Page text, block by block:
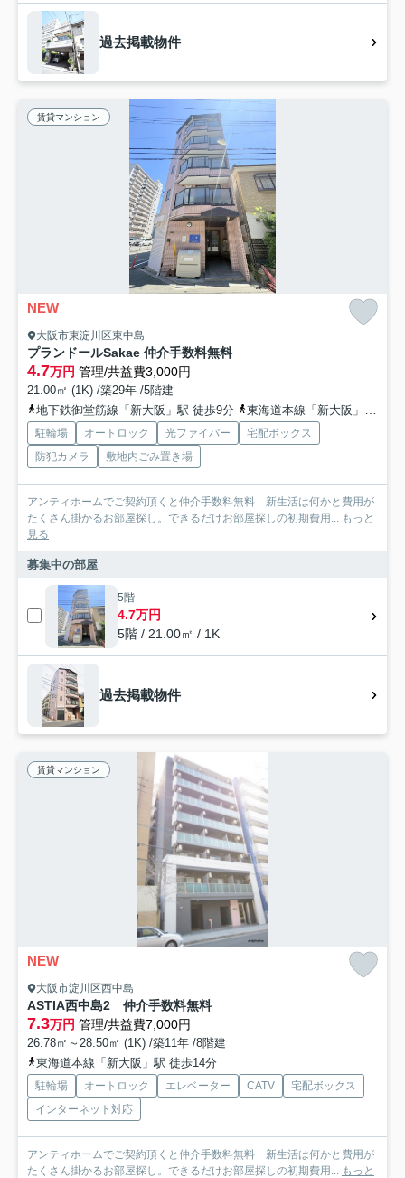
過去掲載物件
賃貸マンション
NEW
大阪市東淀川区東中島
プランドールSakae 仲介手数料無料
4.7万円 管理/共益費3,000円
21.00㎡ (1K) /築29年 /5階建
地下鉄御堂筋線「新大阪」駅 徒歩9分
東海道本線「新大阪」駅 徒歩9分
駐輪場 オートロック 光ファイバー
宅配ボックス
防犯カメラ
敷地内ごみ置き場
アンティホームでご契約頂くと仲介手数料無料 新生活は何かと費用が
たくさん掛かるお部屋探し。できるだけお部屋探しの初期費用...
もっと
見る
募集中の部屋
5階
4.7万円
5階 / 21.00㎡ / 1K
過去掲載物件
賃貸マンション
NEW
大阪市淀川区西中島
ASTIA西中島2 仲介手数料無料
7.3万円 管理/共益費7,000円
26.78㎡～28.50㎡ (1K) /築11年 /8階建
東海道本線「新大阪」駅 徒歩14分
駐輪場 オートロック エレベーター CATV
宅配ボックス
インターネット対応
アンティホームでご契約頂くと仲介手数料無料 新生活は何かと費用が
たくさん掛かるお部屋探し。できるだけお部屋探しの初期費用... もっと